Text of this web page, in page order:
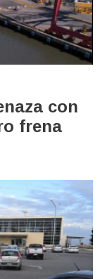
con
frena